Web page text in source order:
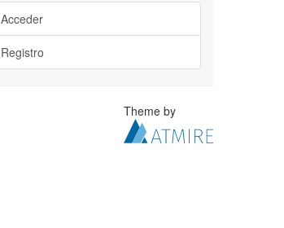
Acceder
Registro
Theme by